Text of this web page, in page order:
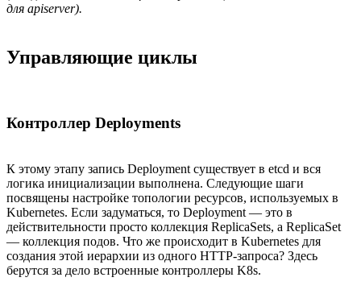
для apiserver).
Управляющие циклы
Контроллер Deployments
К этому этапу запись Deployment существует в etcd и вся
логика инициализации выполнена. Следующие шаги
посвящены настройке топологии ресурсов, используемых в
Kubernetes. Если задуматься, то Deployment — это в
действительности просто коллекция ReplicaSets, а ReplicaSet
— коллекция подов. Что же происходит в Kubernetes для
создания этой иерархии из одного HTTP-запроса? Здесь
берутся за дело встроенные контроллеры K8s.